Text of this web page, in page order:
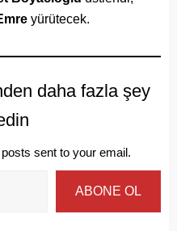
yürütecek.
daha fazla şey
sent to your email.
ABONE OL